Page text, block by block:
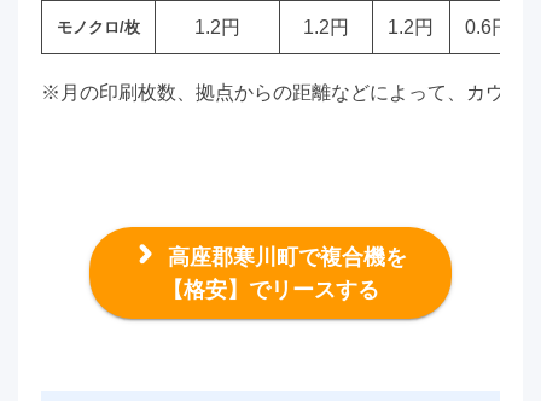
モノクロ/枚 1.2円 1.2円 1.2円 0.6円
※月の印刷枚数、拠点からの距離などによって、カウン
高座郡寒川町で複合機を
【格安】でリースする